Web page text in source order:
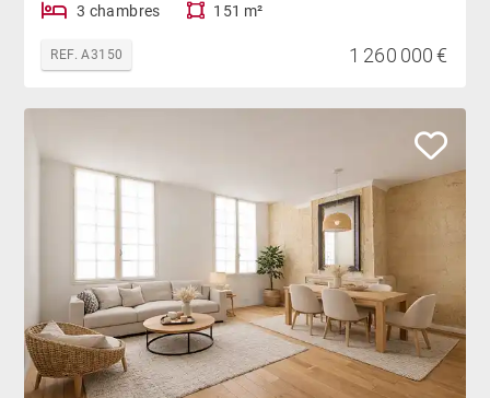
3 chambres 151 m²
REF. A3150 1 260 000 €